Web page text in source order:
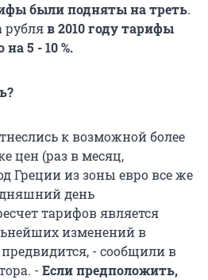
были подняты на треть.
рубляв 2010 году тарифы
5 - 10 %.
к возможной более
цен (раз в месяц,
Греции из зоны евро все же
день
тарифов является
изменений в
- сообщили в
- Если предположить,